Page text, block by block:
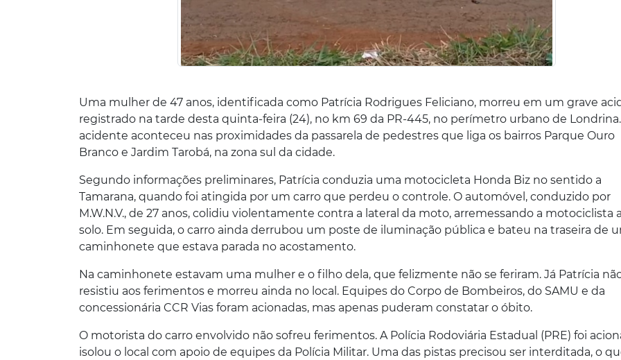
Uma mulher de 47 anos, identificada como Patrícia Rodrigues Feliciano, morreu em um grave
registrado na tarde desta quinta-feira (24), no km 69 da PR-445, no perímetro urbano de
acidente aconteceu nas proximidades da passarela de pedestres que liga os bairros Parque Ouro
Branco e Jardim Tarobá, na zona sul da cidade.
Segundo informações preliminares, Patrícia conduzia uma motocicleta Honda Biz no sentido a
Tamarana, quando foi atingida por um carro que perdeu o controle. O automóvel, conduzido por
M.W.N.V., de 27 anos, colidiu violentamente contra a lateral da moto, arremessando a motociclista
solo. Em seguida, o carro ainda derrubou um poste de iluminação pública e bateu na traseira de
caminhonete que estava parada no acostamento.
Na caminhonete estavam uma mulher e o filho dela, que felizmente não se feriram. Já Patrícia
resistiu aos ferimentos e morreu ainda no local. Equipes do Corpo de Bombeiros, do SAMU e da
concessionária CCR Vias foram acionadas, mas apenas puderam constatar o óbito.
O motorista do carro envolvido não sofreu ferimentos. A Polícia Rodoviária Estadual (PRE) foi
isolou o local com apoio de equipes da Polícia Militar. Uma das pistas precisou ser interditada, o